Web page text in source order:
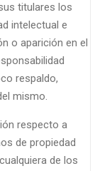
titulares los
intelectual e
o aparición en el
respaldo,
mismo.
respecto a
de propiedad
de los